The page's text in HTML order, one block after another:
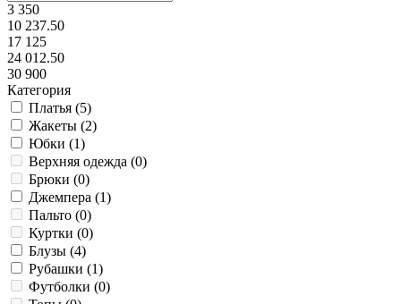
3 350
10 237.50
17 125
24 012.50
30 900
Категория
Платья (5)
Жакеты (2)
Юбки (1)
Верхняя одежда (0)
Брюки (0)
Джемпера (1)
Пальто (0)
Куртки (0)
Блузы (4)
Рубашки (1)
Футболки (0)